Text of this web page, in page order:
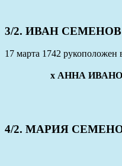
3/2. ИВАН СЕМЕНОВ
17 марта 1742 рукоположен
x АННА
4/2. МАРИЯ